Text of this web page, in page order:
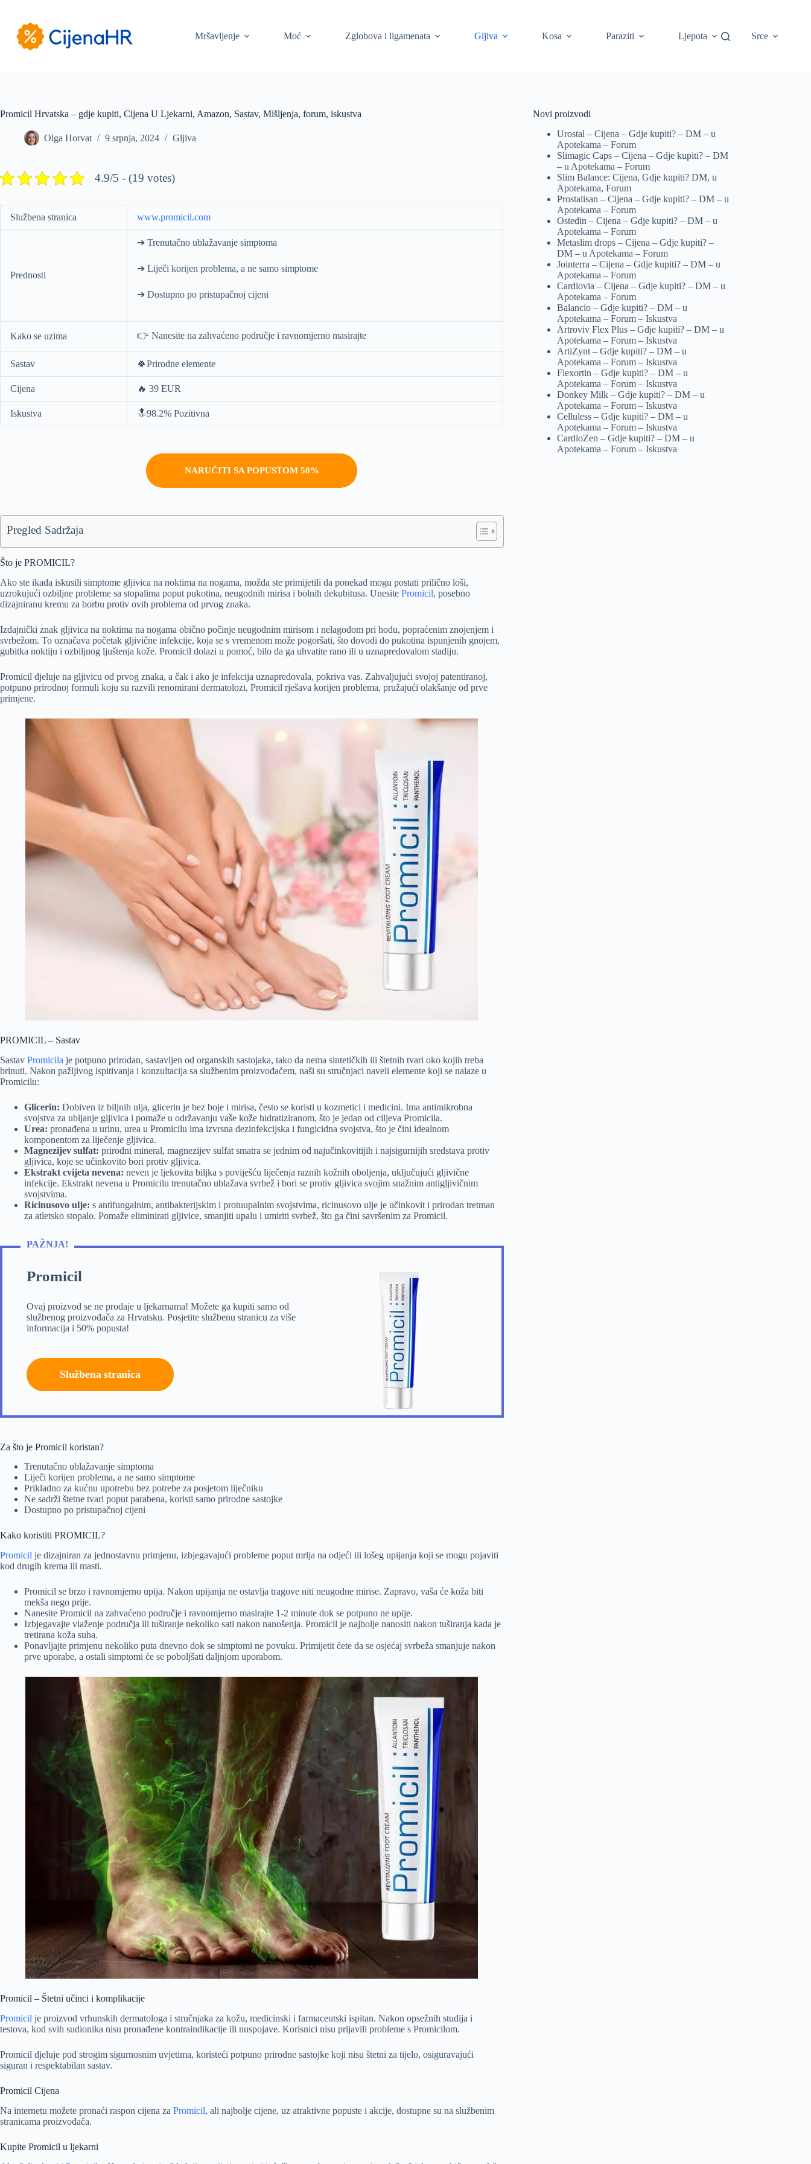
sadržaj
Mršavljenje
Moć Zglobova i ligamenata Gljiva Kosa Paraziti Ljepota Srce
Promicil Hrvatska – gdje kupiti, Cijena U Ljekarni, Amazon, Sastav, Mišljenja, forum, iskustva
Olga Horvat 9 srpnja, 2024 Gljiva
4.9/5 - (19 votes)
Službena stranica www.promicil.com
Prednosti
➔ Trenutačno ublažavanje simptoma
➔ Liječi korijen problema, a ne samo simptome
➔ Dostupno po pristupačnoj cijeni
Kako se uzima 👉 Nanesite na zahvaćeno područje i ravnomjerno masirajte
Sastav 🍀Prirodne elemente
Cijena 🔥 39 EUR
Iskustva 🔝98.2% Pozitivna
NARUČITI SA POPUSTOM 50%
Pregled Sadržaja
Što je PROMICIL?
Ako ste ikada iskusili simptome gljivica na noktima na nogama, možda ste primijetili da ponekad mogu postati prilično loši,
uzrokujući ozbiljne probleme sa stopalima poput pukotina, neugodnih mirisa i bolnih dekubitusa. Unesite Promicil, posebno
dizajniranu kremu za borbu protiv ovih problema od prvog znaka.
Izdajnički znak gljivica na noktima na nogama obično počinje neugodnim mirisom i nelagodom pri hodu, popraćenim znojenjem i
svrbežom. To označava početak gljivične infekcije, koja se s vremenom može pogoršati, što dovodi do pukotina ispunjenih gnojem,
gubitka noktiju i ozbiljnog ljuštenja kože. Promicil dolazi u pomoć, bilo da ga uhvatite rano ili u uznapredovalom stadiju.
Promicil djeluje na gljivicu od prvog znaka, a čak i ako je infekcija uznapredovala, pokriva vas. Zahvaljujući svojoj patentiranoj,
potpuno prirodnoj formuli koju su razvili renomirani dermatolozi, Promicil rješava korijen problema, pružajući olakšanje od prve
primjene.
PROMICIL – Sastav
Sastav Promicila je potpuno prirodan, sastavljen od organskih sastojaka, tako da nema sintetičkih ili štetnih tvari oko kojih treba
brinuti. Nakon pažljivog ispitivanja i konzultacija sa službenim proizvođačem, naši su stručnjaci naveli elemente koji se nalaze u
Promicilu:
Glicerin: Dobiven iz biljnih ulja, glicerin je bez boje i mirisa, često se koristi u kozmetici i medicini. Ima antimikrobna
svojstva za ubijanje gljivica i pomaže u održavanju vaše kože hidratiziranom, što je jedan od ciljeva Promicila.
Urea: pronađena u urinu, urea u Promicilu ima izvrsna dezinfekcijska i fungicidna svojstva, što je čini idealnom
komponentom za liječenje gljivica.
Magnezijev sulfat: prirodni mineral, magnezijev sulfat smatra se jednim od najučinkovitijih i najsigurnijih sredstava protiv
gljivica, koje se učinkovito bori protiv gljivica.
Ekstrakt cvijeta nevena: neven je ljekovita biljka s poviješću liječenja raznih kožnih oboljenja, uključujući gljivične
infekcije. Ekstrakt nevena u Promicilu trenutačno ublažava svrbež i bori se protiv gljivica svojim snažnim antigljivičnim
svojstvima.
Ricinusovo ulje: s antifungalnim, antibakterijskim i protuupalnim svojstvima, ricinusovo ulje je učinkovit i prirodan tretman
za atletsko stopalo. Pomaže eliminirati gljivice, smanjiti upalu i umiriti svrbež, što ga čini savršenim za Promicil.
PAŽNJA!
Promicil
Ovaj proizvod se ne prodaje u ljekarnama! Možete ga kupiti samo od
službenog proizvođača za Hrvatsku. Posjetite službenu stranicu za više
informacija i 50% popusta!
Službena stranica
Za što je Promicil koristan?
Trenutačno ublažavanje simptoma
Liječi korijen problema, a ne samo simptome
Prikladno za kućnu upotrebu bez potrebe za posjetom liječniku
Ne sadrži štetne tvari poput parabena, koristi samo prirodne sastojke
Dostupno po pristupačnoj cijeni
Kako koristiti PROMICIL?
Promicil je dizajniran za jednostavnu primjenu, izbjegavajući probleme poput mrlja na odjeći ili lošeg upijanja koji se mogu pojaviti
kod drugih krema ili masti.
Promicil se brzo i ravnomjerno upija. Nakon upijanja ne ostavlja tragove niti neugodne mirise. Zapravo, vaša će koža biti
mekša nego prije.
Nanesite Promicil na zahvaćeno područje i ravnomjerno masirajte 1-2 minute dok se potpuno ne upije.
Izbjegavajte vlaženje područja ili tuširanje nekoliko sati nakon nanošenja. Promicil je najbolje nanositi nakon tuširanja kada je
tretirana koža suha.
Ponavljajte primjenu nekoliko puta dnevno dok se simptomi ne povuku. Primijetit ćete da se osjećaj svrbeža smanjuje nakon
prve uporabe, a ostali simptomi će se poboljšati daljnjom uporabom.
Promicil – Štetni učinci i komplikacije
Promicil je proizvod vrhunskih dermatologa i stručnjaka za kožu, medicinski i farmaceutski ispitan. Nakon opsežnih studija i
testova, kod svih sudionika nisu pronađene kontraindikacije ili nuspojave. Korisnici nisu prijavili probleme s Promicilom.
Promicil djeluje pod strogim sigurnosnim uvjetima, koristeći potpuno prirodne sastojke koji nisu štetni za tijelo, osiguravajući
siguran i respektabilan sastav.
Promicil Cijena
Na internetu možete pronaći raspon cijena za Promicil, ali najbolje cijene, uz atraktivne popuste i akcije, dostupne su na službenim
stranicama proizvođača.
Kupite Promicil u ljekarni
Novi proizvodi
Urostal – Cijena – Gdje kupiti? – DM – u
Apotekama – Forum
Slimagic Caps – Cijena – Gdje kupiti? – DM
– u Apotekama – Forum
Slim Balance: Cijena, Gdje kupiti? DM, u
Apotekama, Forum
Prostalisan – Cijena – Gdje kupiti? – DM – u
Apotekama – Forum
Ostedin – Cijena – Gdje kupiti? – DM – u
Apotekama – Forum
Metaslim drops – Cijena – Gdje kupiti? –
DM – u Apotekama – Forum
Jointerra – Cijena – Gdje kupiti? – DM – u
Apotekama – Forum
Cardiovia – Cijena – Gdje kupiti? – DM – u
Apotekama – Forum
Balancio – Gdje kupiti? – DM – u
Apotekama – Forum – Iskustva
Artroviv Flex Plus – Gdje kupiti? – DM – u
Apotekama – Forum – Iskustva
ArtiZynt – Gdje kupiti? – DM – u
Apotekama – Forum – Iskustva
Flexortin – Gdje kupiti? – DM – u
Apotekama – Forum – Iskustva
Donkey Milk – Gdje kupiti? – DM – u
Apotekama – Forum – Iskustva
Celluless – Gdje kupiti? – DM – u
Apotekama – Forum – Iskustva
CardioZen – Gdje kupiti? – DM – u
Apotekama – Forum – Iskustva